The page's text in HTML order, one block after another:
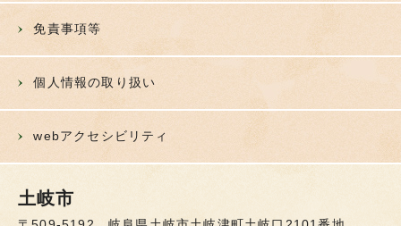
免責事項等
個人情報の取り扱い
webアクセシビリティ
土岐市